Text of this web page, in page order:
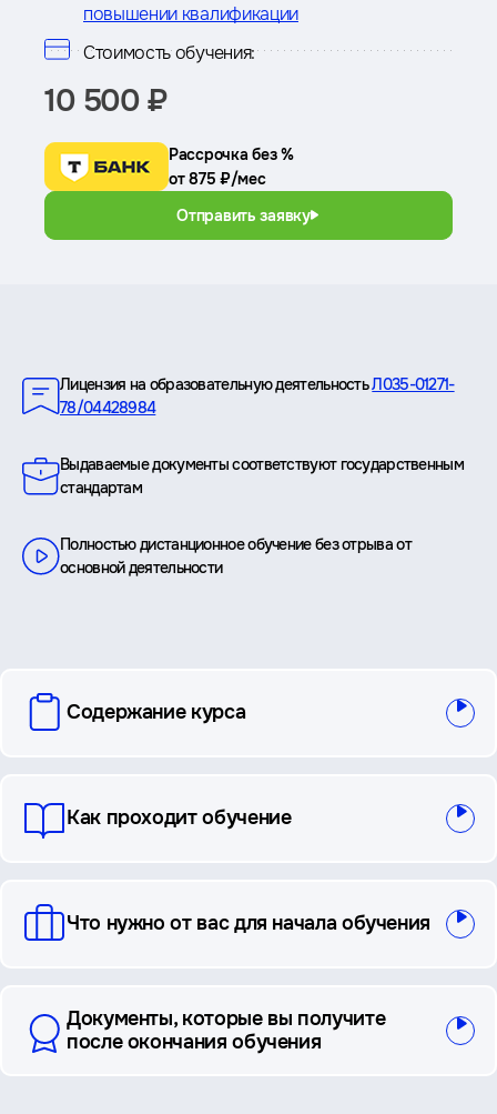
повышении квалификации
Стоимость обучения:
10 500 ₽
Рассрочка без %
от 875 ₽/мес
Отправить заявку
Лицензия на образовательную деятельностьЛ035-01271-
78/04428984
Выдаваемые документы соответствуют государственным
стандартам
Полностью дистанционное обучение без отрыва от
основной деятельности
вопросы
Содержание курса
Как проходит обучение
Что нужно от вас для начала обучения
Документы, которые вы получите
после окончания обучения